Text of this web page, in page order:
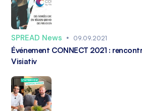
SPREAD News • 09.09.2021
Événement CONNECT 2021 :
Visiativ